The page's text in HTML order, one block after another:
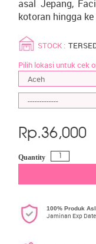
asal Jepang,
kotoran hingga ke
STOCK :
Pilih lokasi untuk cek
Rp.36,000
Quantity
100% Produk
Jaminan Exp Date